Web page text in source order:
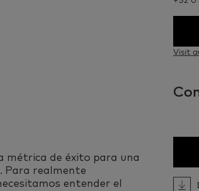
métrica de éxito para una
Para realmente
entender el
Visit